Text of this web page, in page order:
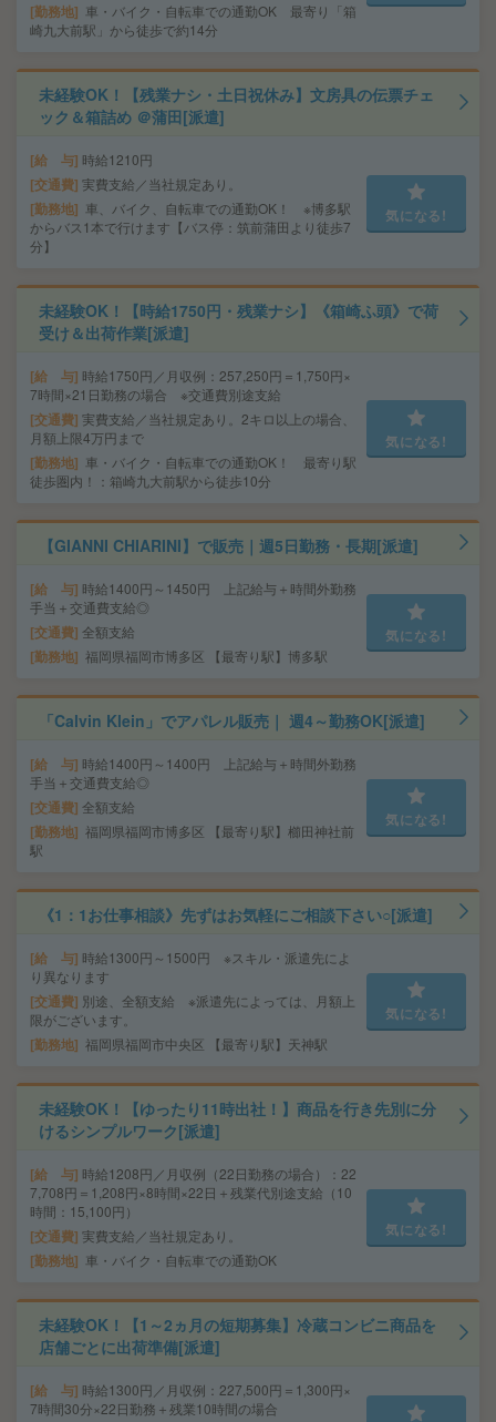
勤務地 車・バイク・自転車での通勤OK 最寄り「箱
崎九大前駅」から徒歩で約14分
未経験OK！【残業ナシ・土日祝休み】文房具の伝票チェ
ック＆箱詰め ＠蒲田[派遣]
給 与 時給1210円
交通費 実費支給／当社規定あり。
勤務地 車、バイク、自転車での通勤OK！ ※博多駅
からバス1本で行けます【バス停：筑前蒲田より徒歩7
分】
気になる!
未経験OK！【時給1750円・残業ナシ】《箱崎ふ頭》で荷
受け＆出荷作業[派遣]
給 与 時給1750円／月収例：257,250円＝1,750円×
7時間×21日勤務の場合 ※交通費別途支給
交通費 実費支給／当社規定あり。2キロ以上の場合、
月額上限4万円まで
勤務地 車・バイク・自転車での通勤OK！ 最寄り駅
徒歩圏内！：箱崎九大前駅から徒歩10分
気になる!
【GIANNI CHIARINI】で販売｜週5日勤務・長期[派遣]
給 与 時給1400円～1450円 上記給与＋時間外勤務
手当＋交通費支給◎
交通費 全額支給
勤務地 福岡県福岡市博多区 【最寄り駅】博多駅
気になる!
「Calvin Klein」でアパレル販売｜ 週4～勤務OK[派遣]
給 与 時給1400円～1400円 上記給与＋時間外勤務
手当＋交通費支給◎
交通費 全額支給
勤務地 福岡県福岡市博多区 【最寄り駅】櫛田神社前
駅
気になる!
《1：1お仕事相談》先ずはお気軽にご相談下さい○[派遣]
給 与 時給1300円～1500円 ※スキル・派遣先によ
り異なります
交通費 別途、全額支給 ※派遣先によっては、月額上
限がございます。
勤務地 福岡県福岡市中央区 【最寄り駅】天神駅
気になる!
未経験OK！【ゆったり11時出社！】商品を行き先別に分
けるシンプルワーク[派遣]
給 与 時給1208円／月収例（22日勤務の場合）：22
7,708円＝1,208円×8時間×22日＋残業代別途支給（10
時間：15,100円）
交通費 実費支給／当社規定あり。
勤務地 車・バイク・自転車での通勤OK
気になる!
未経験OK！【1～2ヵ月の短期募集】冷蔵コンビニ商品を
店舗ごとに出荷準備[派遣]
給 与 時給1300円／月収例：227,500円＝1,300円×
7時間30分×22日勤務＋残業10時間の場合